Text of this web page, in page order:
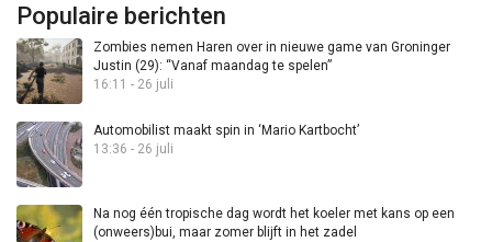
Populaire berichten
Zombies nemen Haren over in nieuwe game van Groninger
Justin (29): “Vanaf maandag te spelen”
16:11 - 26 juli
Automobilist maakt spin in ‘Mario Kartbocht’
13:36 - 26 juli
Na nog één tropische dag wordt het koeler met kans op een
(onweers)bui, maar zomer blijft in het zadel